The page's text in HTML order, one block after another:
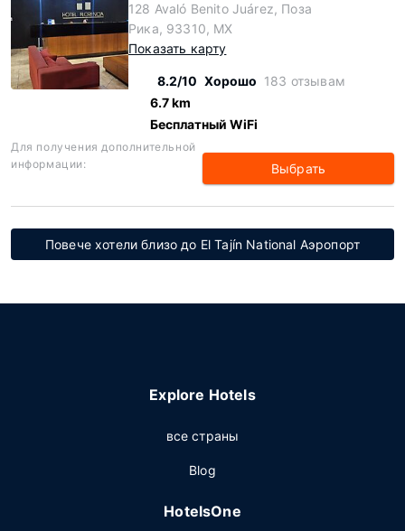
128 Avaló Benito Juárez, Поза
Рика, 93310, MX
Показать карту
8.2/10 Хорошо 183 отзывам
6.7 km
Бесплатный WiFi
Для получения дополнительной
информации:
Выбрать
Повече хотели близо до El Tajín National Аэропорт
Explore Hotels
все страны
Blog
HotelsOne